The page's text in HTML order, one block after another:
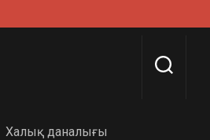
Халық даналығы